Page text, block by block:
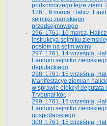
podkomorzego tejże ziemi.
1761, 9 marca, Halicz.
sejmiku ziemskiego
przedsejmowego
296. 1761, 10 marca,
Instrukcya sejmiku
posłom na sejm walny
297. 1761, 14 września,
Laudum sejmiku
deputackiego
298. 1761, 15 września,
Manifestacye ziemian
w sprawie elekcyi deputata
Trybunał kor.
299. 1761, 15 września,
Laudum sejmiku
gospodarskiego
300. 1761, 15 września,